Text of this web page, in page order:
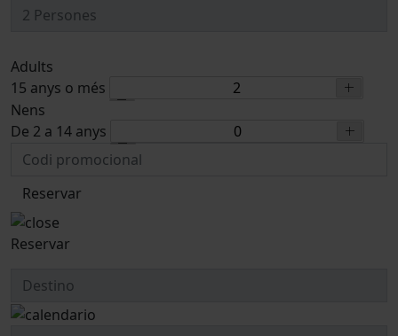
Adults
15 anys o més
Nens
De 2 a 14 anys
Reservar
Reservar